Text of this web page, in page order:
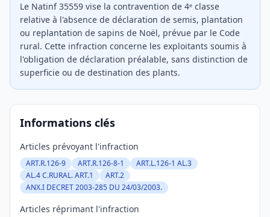
Le Natinf 35559 vise la contravention de 4ᵉ classe
relative à l'absence de déclaration de semis, plantation
ou replantation de sapins de Noël, prévue par le Code
rural. Cette infraction concerne les exploitants soumis à
l'obligation de déclaration préalable, sans distinction de
superficie ou de destination des plants.
Informations clés
Articles prévoyant l'infraction
ART.R.126-9 ART.R.126-8-1
ART.L.126-1 AL.3
AL.4 C.RURAL. ART.1
ART.2
ANX.I DECRET 2003-285 DU 24/03/2003.
Articles réprimant l'infraction